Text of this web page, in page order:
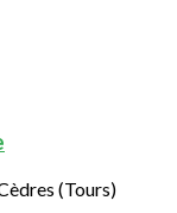
(Tours)